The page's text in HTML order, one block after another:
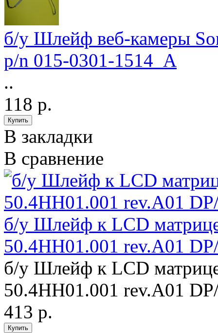
б/у Шлейф веб-камеры
p/n 015-0301-1514_A
..
118 р.
В закладки
В сравнение
б/у Шлейф к LCD
50.4HH01.001 rev.A01
б/у Шлейф к LCD
50.4HH01.001 rev.A01
413 р.